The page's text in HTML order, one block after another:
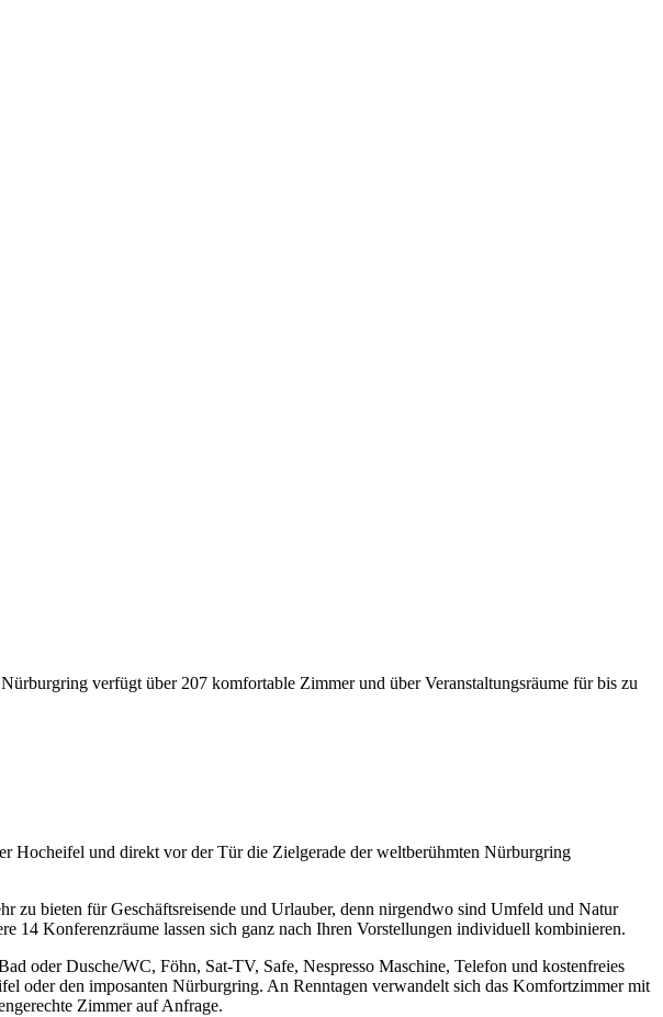
verfügt über 207 komfortable Zimmer und über Veranstaltungsräume für bis zu
Hocheifel und direkt vor der Tür die Zielgerade der weltberühmten Nürburgring
zu bieten für Geschäftsreisende und Urlauber, denn nirgendwo sind Umfeld und Natur
14 Konferenzräume lassen sich ganz nach Ihren Vorstellungen individuell kombinieren.
oder Dusche/WC, Föhn, Sat-TV, Safe, Nespresso Maschine, Telefon und kostenfreies
oder den imposanten Nürburgring. An Renntagen verwandelt sich das Komfortzimmer mit
Zimmer auf Anfrage.